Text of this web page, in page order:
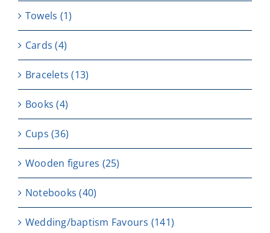
Towels (1)
Cards (4)
Bracelets (13)
Books (4)
Cups (36)
Wooden figures (25)
Notebooks (40)
Wedding/baptism Favours (141)